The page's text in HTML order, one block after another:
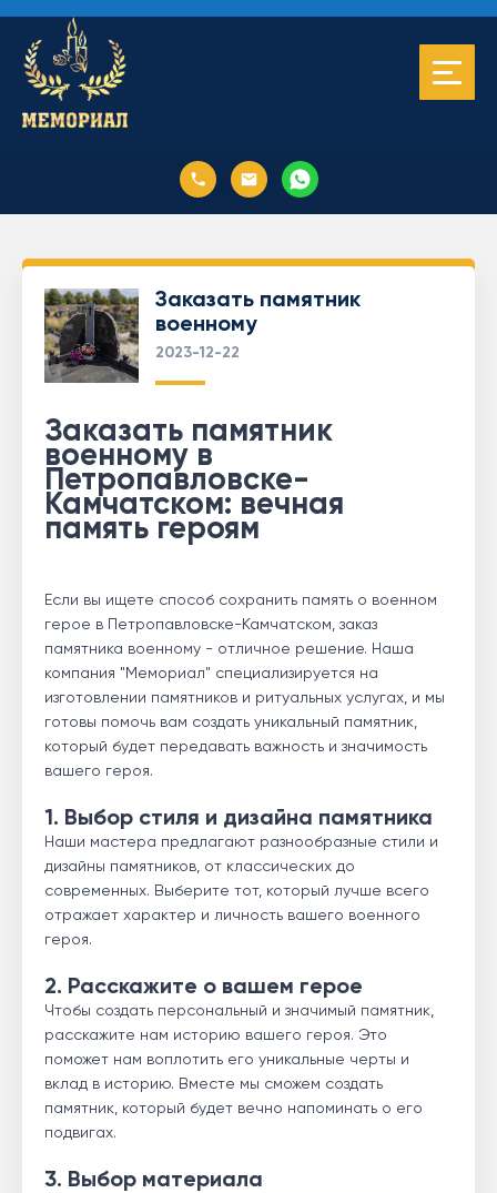
Заказать памятник
военному
2023-12-22
Заказать памятник
военному в
Петропавловске-
Камчатском: вечная
память героям
Если вы ищете способ сохранить память о военном
герое в Петропавловске-Камчатском, заказ
памятника военному - отличное решение. Наша
компания "Мемориал" специализируется на
изготовлении памятников и ритуальных услугах, и мы
готовы помочь вам создать уникальный памятник,
который будет передавать важность и значимость
вашего героя.
1. Выбор стиля и дизайна памятника
Наши мастера предлагают разнообразные стили и
дизайны памятников, от классических до
современных. Выберите тот, который лучше всего
отражает характер и личность вашего военного
героя.
2. Расскажите о вашем герое
Чтобы создать персональный и значимый памятник,
расскажите нам историю вашего героя. Это
поможет нам воплотить его уникальные черты и
вклад в историю. Вместе мы сможем создать
памятник, который будет вечно напоминать о его
подвигах.
3. Выбор материала